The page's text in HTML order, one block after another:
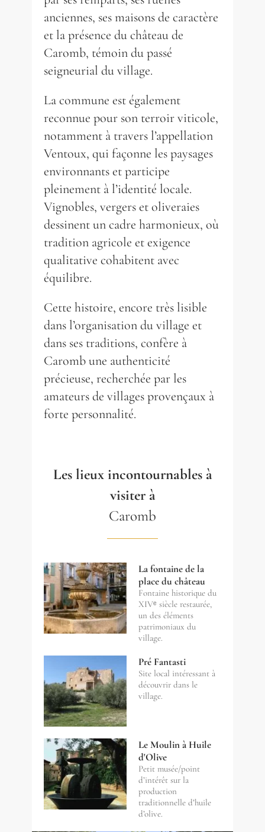
anciennes, ses maisons de caractère
et la présence du château de
Caromb, témoin du passé
seigneurial du village.
La commune est également
reconnue pour son terroir viticole,
notamment à travers l’appellation
Ventoux, qui façonne les paysages
environnants et participe
pleinement à l’identité locale.
Vignobles, vergers et oliveraies
dessinent un cadre harmonieux, où
tradition agricole et exigence
qualitative cohabitent avec
équilibre.
Cette histoire, encore très lisible
dans l’organisation du village et
dans ses traditions, confère à
Caromb une authenticité
précieuse, recherchée par les
amateurs de villages provençaux à
forte personnalité.
Les lieux incontournables à
visiter à
Caromb
La fontaine de la
place du château
Fontaine historique du
XIVᵉ siècle restaurée,
un des éléments
patrimoniaux du
village.
Pré Fantasti
Site local intéressant à
découvrir dans le
village.
Le Moulin à Huile
d'Olive
Petit musée/point
d’intérêt sur la
production
traditionnelle d’huile
d’olive.